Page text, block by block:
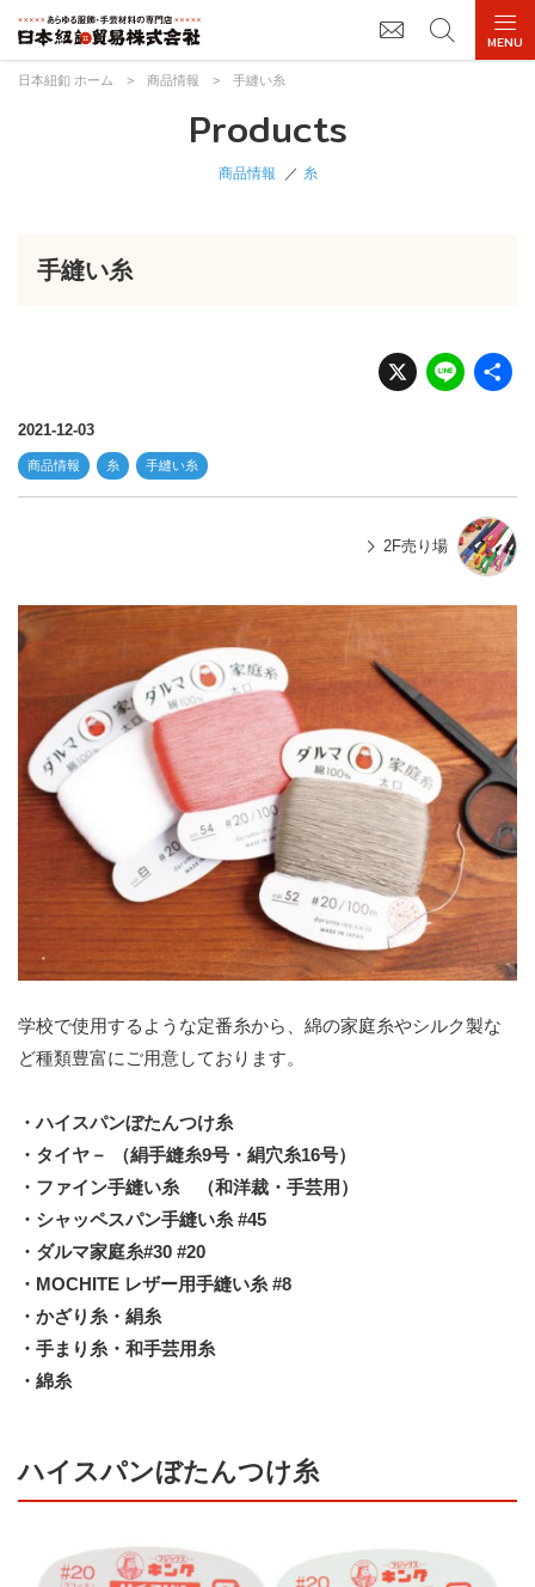
日本紐釦 ホーム > 商品情報 > 手縫い糸
Products
商品情報 糸
手縫い糸
X Li
n
2021-12-03
商品情報 糸 手縫い糸
2F売り場
学校で使用するような定番糸から、綿の家庭糸やシルク製な
ど種類豊富にご用意しております。
・ハイスパンぼたんつけ糸
・タイヤ－ （絹手縫糸9号・絹穴糸16号）
・ファイン手縫い糸 （和洋裁・手芸用）
・シャッペスパン手縫い糸 #45
・ダルマ家庭糸#30 #20
・MOCHITE レザー用手縫い糸 #8
・かざり糸・絹糸
・手まり糸・和手芸用糸
・綿糸
ハイスパンぼたんつけ糸